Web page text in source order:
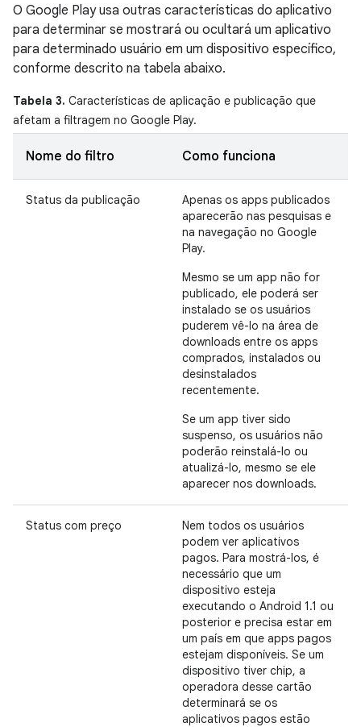
O Google Play usa outras características do aplicativo
para determinar se mostrará ou ocultará um aplicativo
para determinado usuário em um dispositivo específico,
conforme descrito na tabela abaixo.
Tabela 3. Características de aplicação e publicação que
afetam a filtragem no Google Play.
Nome do filtro Como funciona
Status da publicação
Apenas os apps publicados
aparecerão nas pesquisas e
na navegação no Google
Play.
Mesmo se um app não for
publicado, ele poderá ser
instalado se os usuários
puderem vê-lo na área de
downloads entre os apps
comprados, instalados ou
desinstalados
recentemente.
Se um app tiver sido
suspenso, os usuários não
poderão reinstalá-lo ou
atualizá-lo, mesmo se ele
aparecer nos downloads.
Status com preço
Nem todos os usuários
podem ver aplicativos
pagos. Para mostrá-los, é
necessário que um
dispositivo esteja
executando o Android 1.1 ou
posterior e precisa estar em
um país em que apps pagos
estejam disponíveis. Se um
dispositivo tiver chip, a
operadora desse cartão
determinará se os
aplicativos pagos estão